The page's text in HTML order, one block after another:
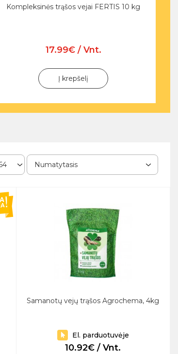
Kompleksinės trąšos vejai FERTIS 10 kg
17.99€ / Vnt.
Į krepšelį
Samanotų vejų trąšos Agrochema, 4kg
El. parduotuvėje
10.92€ / Vnt.